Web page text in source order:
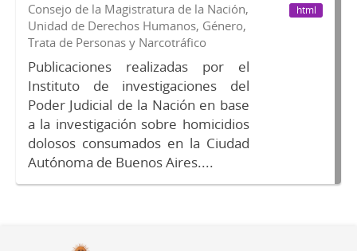
Consejo de la Magistratura de la Nación,
Unidad de Derechos Humanos, Género,
Trata de Personas y Narcotráfico
Publicaciones realizadas por el
Instituto de investigaciones del
Poder Judicial de la Nación en base
a la investigación sobre homicidios
dolosos consumados en la Ciudad
Autónoma de Buenos Aires....
html